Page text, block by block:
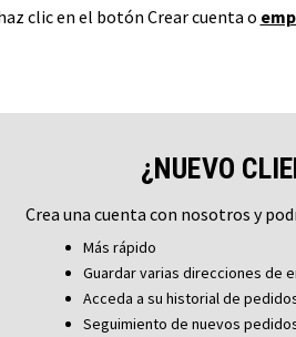
clic en el botón Crear cuenta o
¿NUEVO
Crea una cuenta con nosotros y
Más rápido
Guardar varias direcciones de
Acceda a su historial de
Seguimiento de nuevos